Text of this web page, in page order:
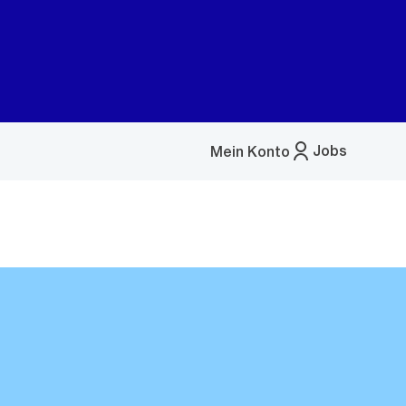
Jobs
Mein Konto
Menü